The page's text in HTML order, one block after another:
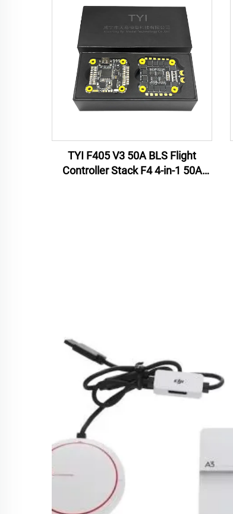
TYI F405 V3 50A BLS Flight
Controller Stack F4 4-in-1 50A